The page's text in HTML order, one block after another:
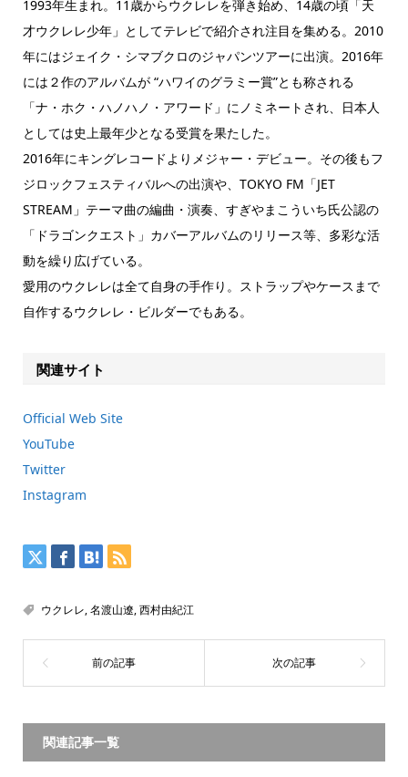
1993年生まれ。11歳からウクレレを弾き始め、14歳の頃「天
才ウクレレ少年」としてテレビで紹介され注目を集める。2010
年にはジェイク・シマブクロのジャパンツアーに出演。2016年
には２作のアルバムが “ハワイのグラミー賞”とも称される
「ナ・ホク・ハノハノ・アワード」にノミネートされ、日本人
としては史上最年少となる受賞を果たした。
2016年にキングレコードよりメジャー・デビュー。その後もフ
ジロックフェスティバルへの出演や、TOKYO FM「JET
STREAM」テーマ曲の編曲・演奏、すぎやまこういち氏公認の
「ドラゴンクエスト」カバーアルバムのリリース等、多彩な活
動を繰り広げている。
愛用のウクレレは全て自身の手作り。ストラップやケースまで
自作するウクレレ・ビルダーでもある。
関連サイト
Official Web Site
YouTube
Twitter
Instagram
ウクレレ,名渡山遼,西村由紀江
関連記事一覧